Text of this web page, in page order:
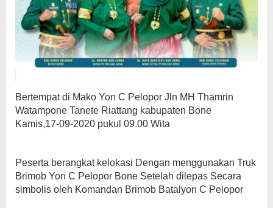
Bertempat di Mako Yon C Pelopor Jln MH Thamrin
Watampone Tanete Riattang kabupaten Bone
Kamis,17-09-2020 pukul 09.00 Wita
Peserta berangkat kelokasi Dengan menggunakan Truk
Brimob Yon C Pelopor Bone Setelah dilepas Secara
simbolis oleh Komandan Brimob Batalyon C Pelopor